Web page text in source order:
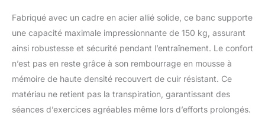
et arrière. Après votre entraînement, vous
pouvez simplement les plier et les placer
dans le coin, dans le placard ou sous le lit.
Dimensions plié : 90 x 40 x 25 cm.
SOUCIS】Nous offrons une garantie d'un an
et un service après-vente professionnel à
vie. Si vous avez des questions, n'hésitez
Fabriqué avec un cadre en acier allié solide, ce banc supporte
une capacité maximale impressionnante de 150 kg, assurant
ainsi robustesse et sécurité pendant l’entraînement. Le confort
n’est pas en reste grâce à son rembourrage en mousse à
mémoire de haute densité recouvert de cuir résistant. Ce
matériau ne retient pas la transpiration, garantissant des
séances d’exercices agréables même lors d’efforts prolongés.